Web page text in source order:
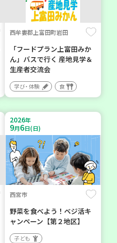
西牟婁郡上富田町岩田
「フードプラン上富田みか
ん」バスで行く 産地見学＆
生産者交流会
学び・体験 食
2026年
9月6日(日)
西宮市
野菜を食べよう！ベジ活キ
ャンペーン【第２地区】
子ども